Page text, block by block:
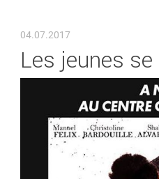
04.07.2017
Les jeunes